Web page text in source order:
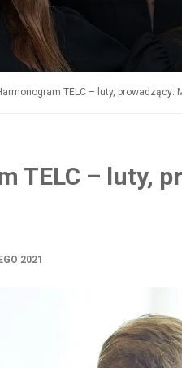
TELC – luty, prowadzący:
TELC – luty,
2021